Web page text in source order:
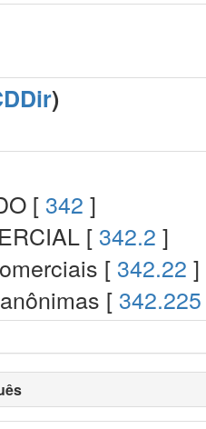
)
[ 342 ]
[ 342.2 ]
[ 342.22 ]
[ 342.225